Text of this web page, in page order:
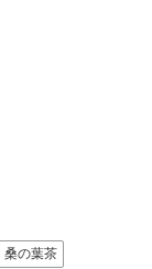
桑の葉茶